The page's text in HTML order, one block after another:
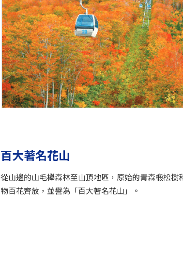
百大著名花山
從山邊的山毛櫸森林至山頂地區，原始的青森椴松樹
物百花齊放，並譽為「百大著名花山」。